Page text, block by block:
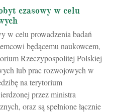
czasowy w celu
w celu prowadzenia badań
będącemu naukowcem,
Rzeczypospolitej Polskiej
lub prac rozwojowych w
na terytorium
przez ministra
oraz są spełnione łącznie